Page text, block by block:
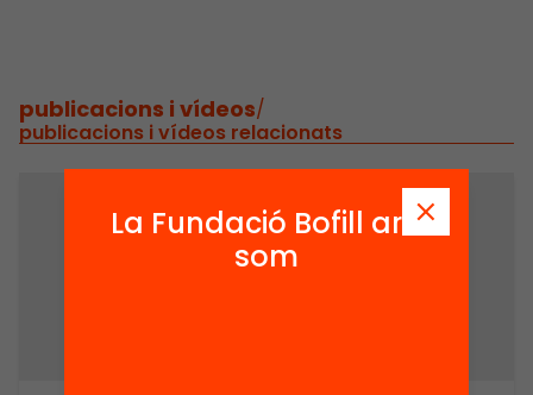
publicacions i vídeos/
publicacions i vídeos relacionats
La Fundació Bofill ara
som